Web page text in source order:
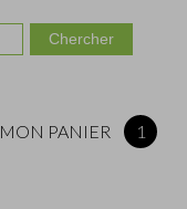
MON PANIER 1